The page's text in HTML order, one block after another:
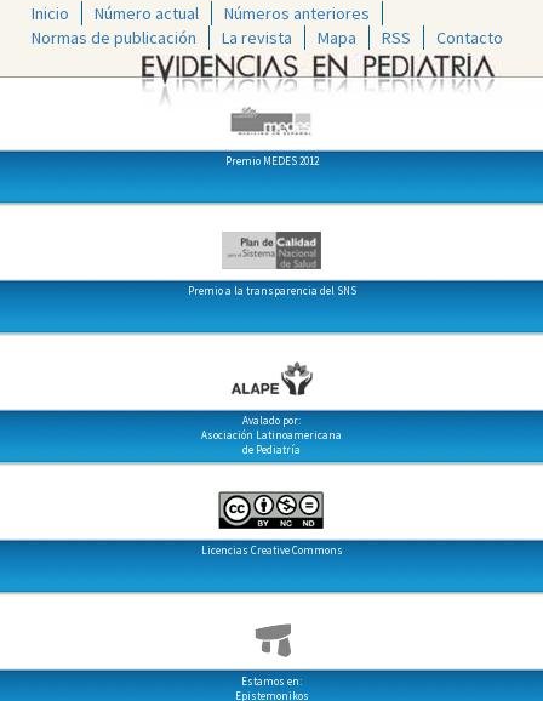
Inicio Número actual
Números anteriores
Normas de publicación
La revista Mapa RSS Contacto
Premio MEDES 2012
Premio a la transparencia del SNS
Avalado por:
Asociación Latinoamericana
de Pediatría
Licencias Creative Commons
Estamos en:
Epistemonikos